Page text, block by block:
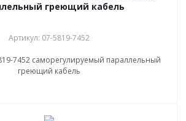
греющий кабель
Артикул: 07-5819-7452
7452 саморегулируемый параллельный
греющий кабель